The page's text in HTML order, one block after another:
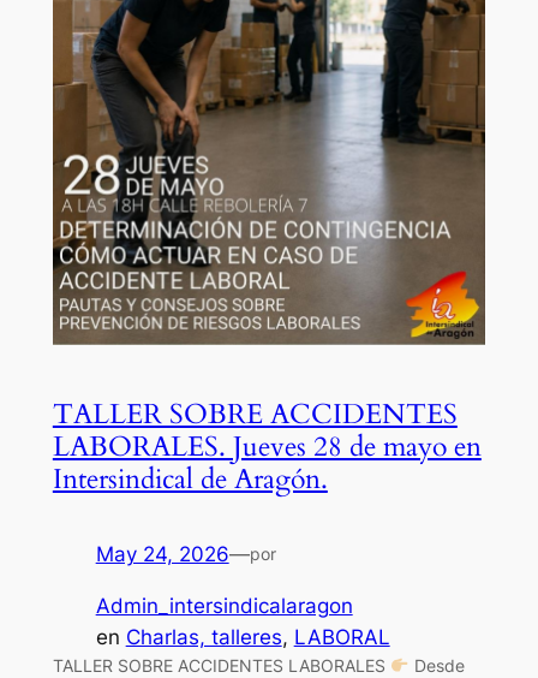
TALLER SOBRE ACCIDENTES
LABORALES. Jueves 28 de mayo en
Intersindical de Aragón.
May 24, 2026—por
Admin_intersindicalaragon
en Charlas, talleres, LABORAL
TALLER SOBRE ACCIDENTES LABORALES
Desde